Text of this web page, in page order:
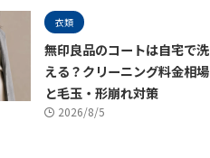
衣類
無印良品のコートは自宅で洗
える？クリーニング料金相場
と毛玉・形崩れ対策
2026/8/5